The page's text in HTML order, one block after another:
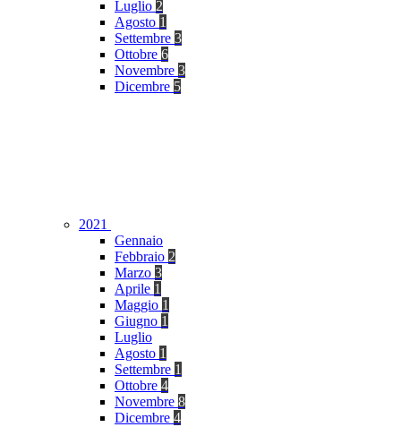
Luglio 2
Agosto 1
Settembre 3
Ottobre 6
Novembre 3
Dicembre 5
2021
Gennaio
Febbraio 2
Marzo 3
Aprile 1
Maggio 1
Giugno 1
Luglio
Agosto 1
Settembre 1
Ottobre 4
Novembre 8
Dicembre 4